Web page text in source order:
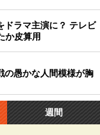
ドラマ主演に？ テレビ
か皮算用
の愚かな人間模様が胸
週間